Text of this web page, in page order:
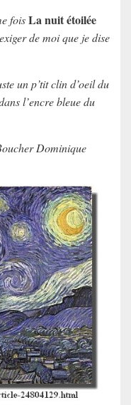
foisLa nuit étoilée
de moi que je dise
un p’tit clin d’oeil du
l’encre bleue du
Dominique